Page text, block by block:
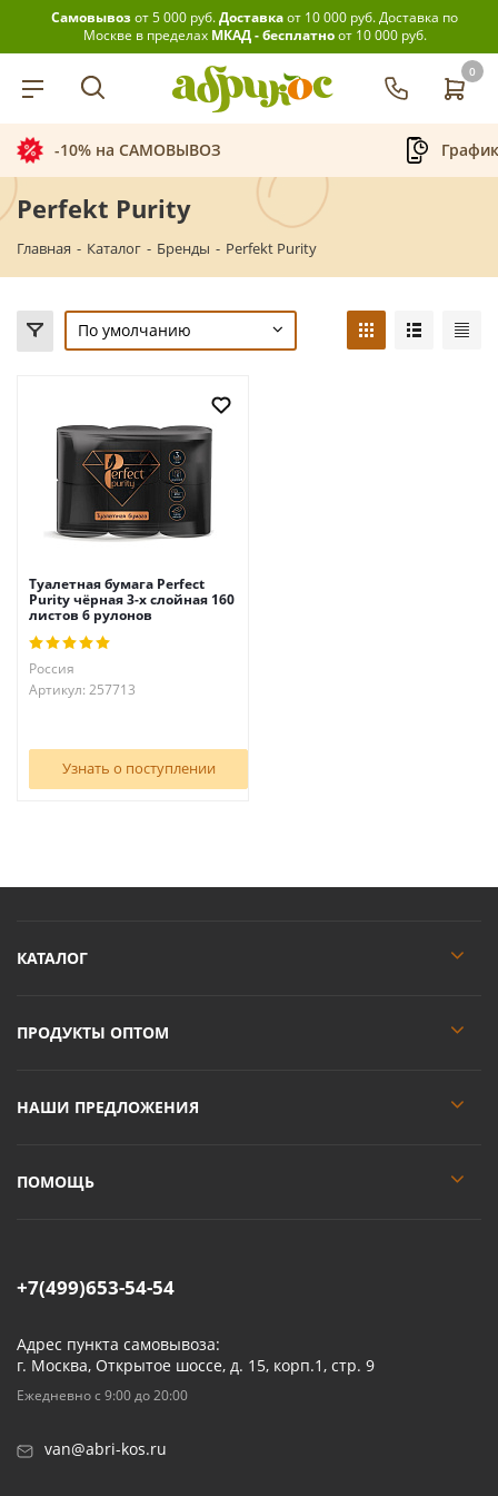
Самовывозот 5 000 руб.Доставкаот 10 000 руб.Доставка по
Москве в пределах МКАД - бесплатноот 10 000 руб.
0
График приёма заказов
Perfekt Purity
Главная - Каталог - Бренды - Perfekt Purity
По умолчанию
Туалетная бумага Perfect
Purity чёрная 3-х слойная 160
листов 6 рулонов
Россия
Артикул: 257713
Узнать о поступлении
КАТАЛОГ
ПРОДУКТЫ ОПТОМ
НАШИ ПРЕДЛОЖЕНИЯ
ПОМОЩЬ
+7(499)653-54-54
Адрес пункта самовывоза:
г. Москва, Открытое шоссе, д. 15, корп.1, стр. 9
Ежедневно с 9:00 до 20:00
van@abri-kos.ru